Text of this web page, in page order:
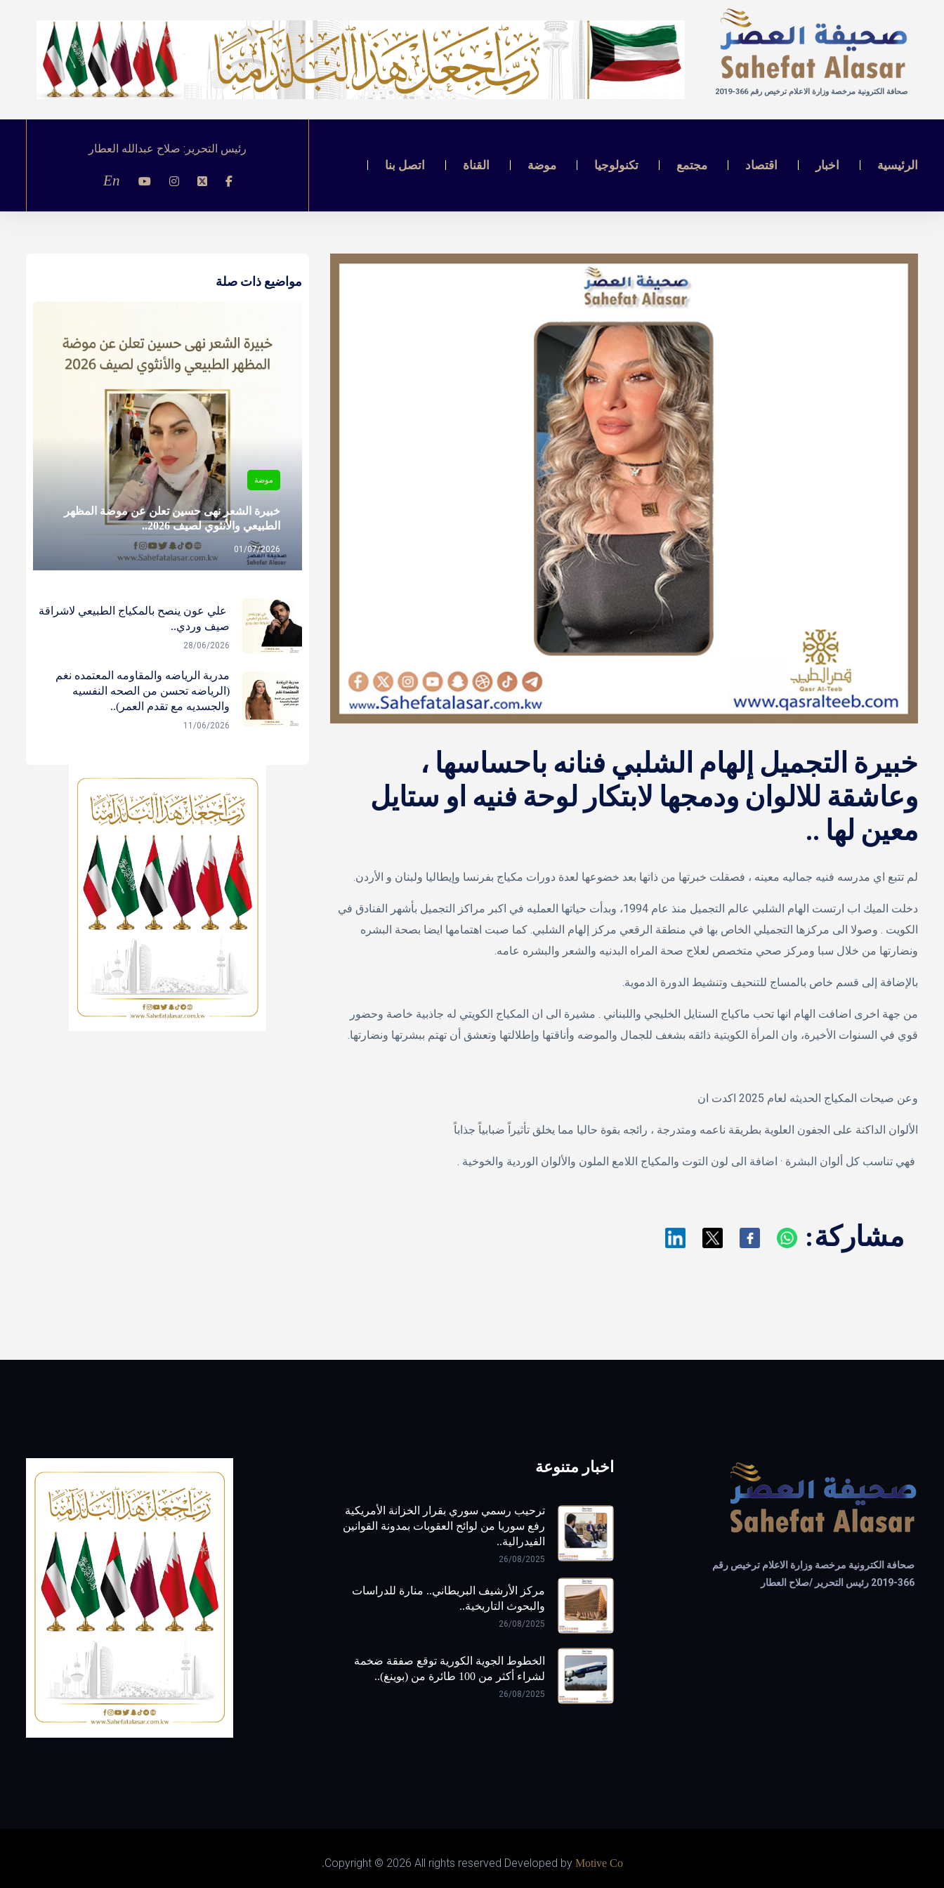
صحافة الكترونية مرخصة وزارة الاعلام ترخيص رقم 366-2019
الرئيسية اخبار اقتصاد مجتمع تكنولوجيا موضة القناة اتصل بنا
رئيس التحرير: صلاح عبدالله العطار
En
خبيرة التجميل إلهام الشلبي فنانه باحساسها ،
وعاشقة للالوان ودمجها لابتكار لوحة فنيه او ستايل
معين لها ..
لم تتبع اي مدرسه فنيه جماليه معينه ، فصقلت خبرتها من ذاتها بعد خضوعها لعدة دورات مكياج بفرنسا وإيطاليا ولبنان و الأردن.
دخلت الميك اب ارتست الهام الشلبي عالم التجميل منذ عام 1994، وبدأت حياتها العمليه في اكبر مراكز التجميل بأشهر الفنادق في
الكويت . وصولا الى مركزها التجميلي الخاص بها في منطقة الرقعي مركز إلهام الشلبي. كما صبت اهتمامها ايضا بصحة البشره
ونضارتها من خلال سبا ومركز صحي متخصص لعلاج صحة المراه البدنيه والشعر والبشره عامه.
بالإضافة إلى قسم خاص بالمساج للتنحيف وتنشيط الدورة الدموية.
من جهة اخرى اضافت الهام انها تحب ماكياج الستايل الخليجي واللبناني . مشيرة الى ان المكياج الكويتي له جاذبية خاصة وحضور
قوي في السنوات الأخيرة، وان المرأة الكويتية ذائقه بشغف للجمال والموضه وأناقتها وإطلالتها وتعشق أن تهتم ببشرتها ونضارتها.
وعن صيحات المكياج الحديثه لعام 2025 اكدت ان
مشاركة:
مواضيع ذات صلة
موضة
خبيرة الشعر نهى حسين تعلن عن موضة المظهر
الطبيعي والأنثوي لصيف 2026..
01/07/2026
‎ علي عون ينصح بالمكياج الطبيعي لاشراقة
صيف وردي..
28/06/2026
مدربة الرياضه والمقاومه المعتمده نغم
(الرياضه تحسن من الصحه النفسيه
والجسديه مع تقدم العمر)..
11/06/2026
صحافة الكترونية مرخصة وزارة الاعلام ترخيص رقم
366-2019 رئيس التحرير /صلاح العطار
اخبار متنوعة
ترحيب رسمي سوري بقرار الخزانة الأمريكية
رفع سوريا من لوائح العقوبات بمدونة القوانين
الفيدرالية..
26/08/2025
مركز الأرشيف البريطاني.. منارة للدراسات
والبحوث التاريخية..
26/08/2025
الخطوط الجوية الكورية توقع صفقة ضخمة
لشراء أكثر من 100 طائرة من (بوينغ)..
26/08/2025
Copyright © 2026 All rights reserved Developed by Motive Co.